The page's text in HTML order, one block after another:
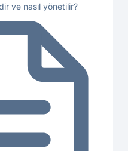
ve nasıl yönetilir?